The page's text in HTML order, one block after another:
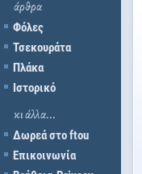
άρθρα
Φόλες
Τσεκουράτα
Πλάκα
Ιστορικό
κι άλλα...
Δωρεά στο ftou
Επικοινωνία